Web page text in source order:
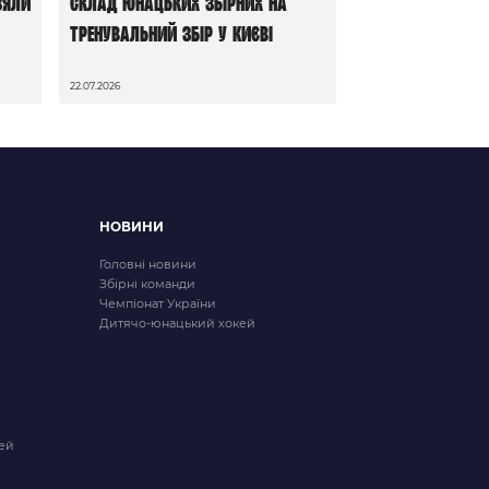
тренувальний збір у Києві
22.07.2026
НОВИНИ
Головні новини
Збірні команди
Чемпіонат України
Дитячо-юнацький хокей